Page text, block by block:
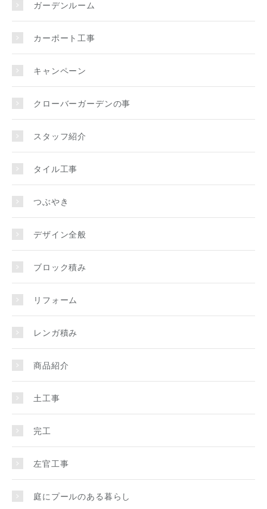
ガーデンルーム
カーポート工事
キャンペーン
クローバーガーデンの事
スタッフ紹介
タイル工事
つぶやき
デザイン全般
ブロック積み
リフォーム
レンガ積み
商品紹介
土工事
完工
左官工事
庭にプールのある暮らし